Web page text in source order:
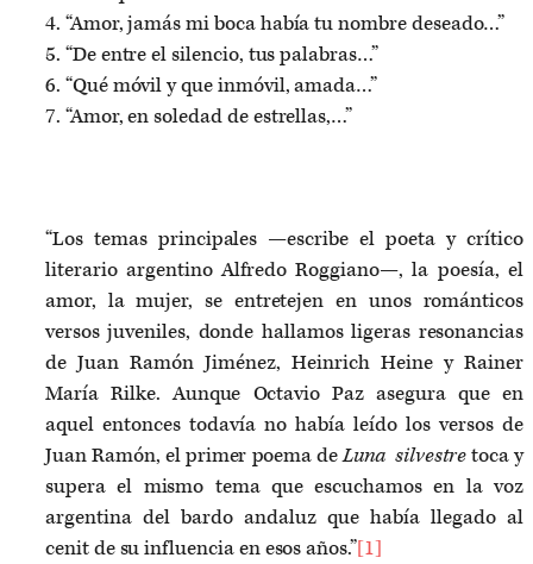
4. “Amor, jamás mi boca había tu nombre deseado…”
5. “De entre el silencio, tus palabras…”
6. “Qué móvil y que inmóvil, amada…”
7. “Amor, en soledad de estrellas,…”
“Los temas principales —escribe el poeta y crítico
literario argentino Alfredo Roggiano—, la poesía, el
amor, la mujer, se entretejen en unos románticos
versos juveniles, donde hallamos ligeras resonancias
de Juan Ramón Jiménez, Heinrich Heine y Rainer
María Rilke. Aunque Octavio Paz asegura que en
aquel entonces todavía no había leído los versos de
Juan Ramón, el primer poema deLuna silvestretoca y
supera el mismo tema que escuchamos en la voz
argentina del bardo andaluz que había llegado al
cenit de su influencia en esos años.”[1]